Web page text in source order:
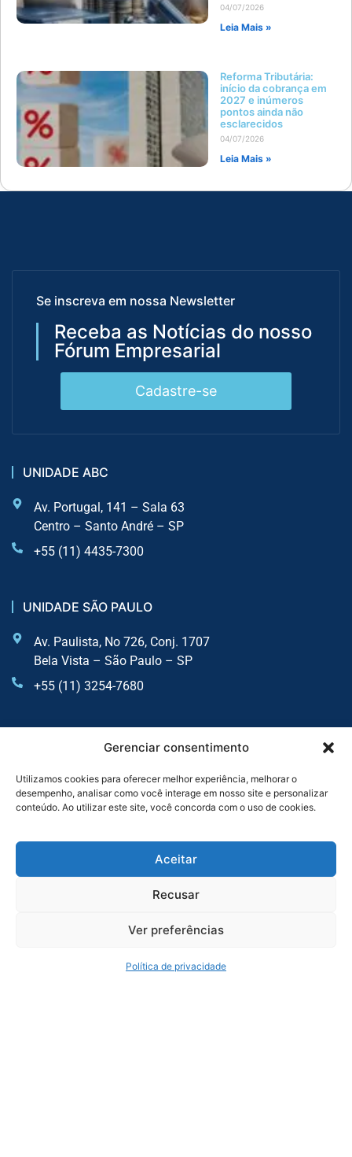
Gerenciar consentimento
Utilizamos cookies para oferecer melhor experiência, melhorar o
desempenho, analisar como você interage em nosso site e personalizar
conteúdo. Ao utilizar este site, você concorda com o uso de cookies.
Aceitar
Recusar
Ver preferências
Política de privacidade
04/07/2026
Leia Mais »
Reforma Tributária:
início da cobrança em
2027 e inúmeros
pontos ainda não
esclarecidos
04/07/2026
Leia Mais »
Se inscreva em nossa Newsletter
Receba as Notícias do nosso
Fórum Empresarial
Cadastre-se
UNIDADE ABC
Av. Portugal, 141 – Sala 63
Centro – Santo André – SP
+55 (11) 4435-7300
UNIDADE SÃO PAULO
Av. Paulista, No 726, Conj. 1707
Bela Vista – São Paulo – SP
+55 (11) 3254-7680
UNIDADE SOROCABA
Av. Dr Afonso Vergueiro, 2900 - Sala 6 - Vila Augusta
Sorocaba - SP
+55 (11) 3254-7680
Reforma Tributária Expert